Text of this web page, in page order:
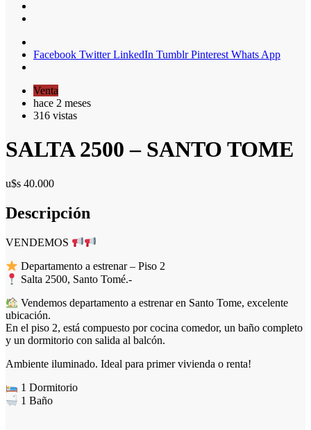
Facebook Twitter LinkedIn Tumblr Pinterest Whats App
Venta
hace 2 meses
316 vistas
SALTA 2500 – SANTO TOME
u$s 40.000
Descripción
VENDEMOS
Departamento a estrenar – Piso 2
Salta 2500, Santo Tomé.-
Vendemos departamento a estrenar en Santo Tome, excelente
ubicación.
En el piso 2, está compuesto por cocina comedor, un baño completo
y un dormitorio con salida al balcón.
Ambiente iluminado. Ideal para primer vivienda o renta!
1 Dormitorio
1 Baño